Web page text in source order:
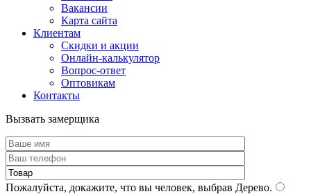
Вакансии
Карта сайта
Клиентам
Скидки и акции
Онлайн-калькулятор
Вопрос-ответ
Оптовикам
Контакты
Вызвать замерщика
Пожалуйста, докажите, что вы человек, выбрав Дерево.